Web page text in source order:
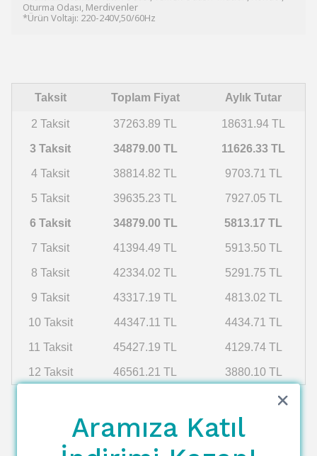
Oturma Odası, Merdivenler
*Ürün Voltajı: 220-240V,50/60Hz
Taksit Toplam Fiyat Aylık Tutar
2 Taksit 37263.89 TL 18631.94 TL
3 Taksit 34879.00 TL 11626.33 TL
4 Taksit 38814.82 TL 9703.71 TL
5 Taksit 39635.23 TL 7927.05 TL
6 Taksit 34879.00 TL 5813.17 TL
7 Taksit 41394.49 TL 5913.50 TL
8 Taksit 42334.02 TL 5291.75 TL
9 Taksit 43317.19 TL 4813.02 TL
10 Taksit 44347.11 TL 4434.71 TL
11 Taksit 45427.19 TL 4129.74 TL
12 Taksit 46561.21 TL 3880.10 TL
Aramıza Katıl